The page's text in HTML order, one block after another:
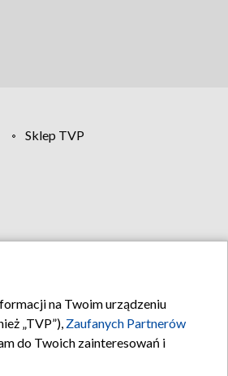
Sklep TVP
na Twoim urządzeniu
„TVP”), Zaufanych Partnerów
do Twoich zainteresowań i